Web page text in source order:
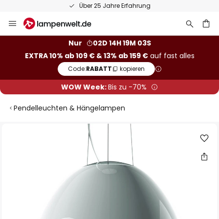
Über 25 Jahre Erfahrung
Inhalt
Nur
02D 14H 19M 03S
EXTRA 10% ab 109 € & 13% ab 159 €auf fast alles
Code:RABATT kopieren
WOW Week:Bis zu -70%
Pendelleuchten & Hängelampen